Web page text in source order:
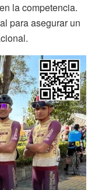
la competencia.
para asegurar un